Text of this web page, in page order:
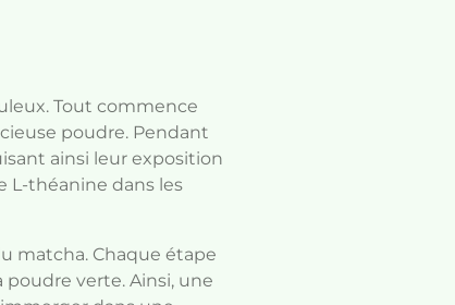
Tout commence
poudre. Pendant
ainsi leur exposition
L-théanine dans les
matcha. Chaque étape
verte. Ainsi, une